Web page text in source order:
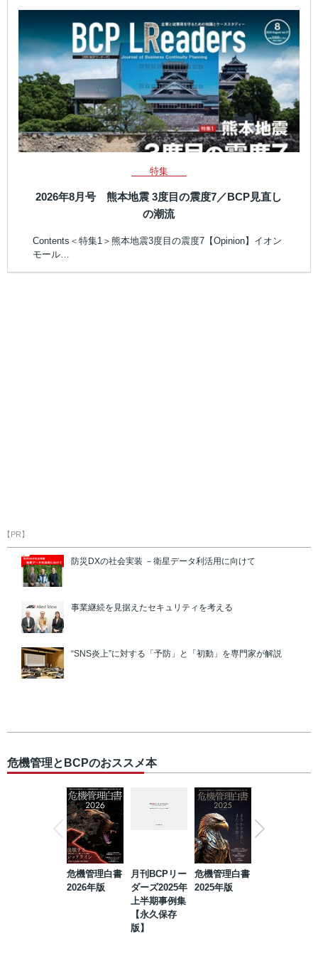
特集
2026年8月号 熊本地震 3度目の震度7／BCP見直し
の潮流
Contents＜特集1＞熊本地震3度目の震度7【Opinion】イオン
モール…
【PR】
防災DXの社会実装 －衛星データ利活用に向けて
事業継続を見据えたセキュリティを考える
“SNS炎上”に対する「予防」と「初動」を専門家が解説
危機管理とBCPのおススメ本
危機管理白書
2026年版
月刊BCPリー
ダーズ2025年
上半期事例集
【永久保存
版】
危機管理白書
2025年版